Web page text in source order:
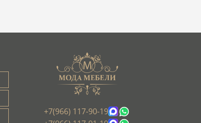
+7(966) 117-90-19